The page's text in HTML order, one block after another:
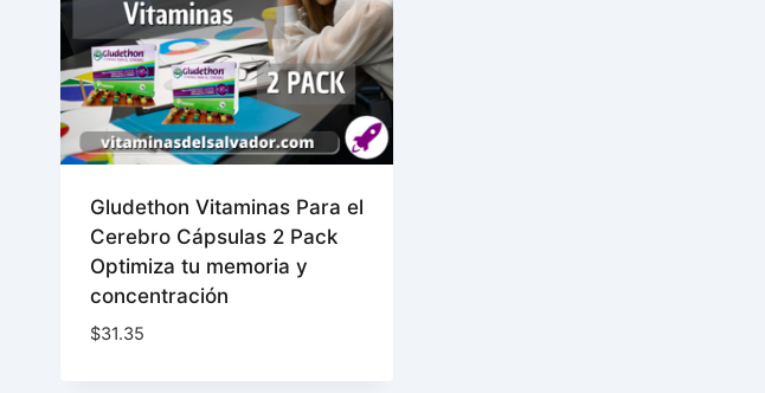
Gludethon Vitaminas Para el
Cerebro Cápsulas 2 Pack
Optimiza tu memoria y
concentración
$31.35